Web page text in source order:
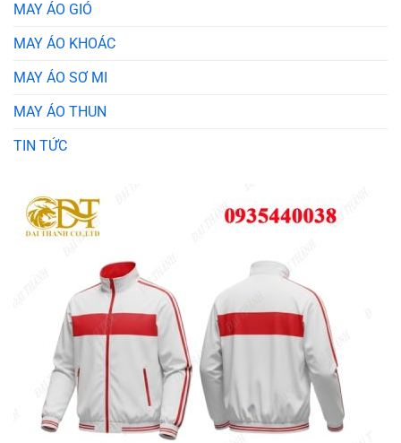
MAY ÁO GIÓ
MAY ÁO KHOÁC
MAY ÁO SƠ MI
MAY ÁO THUN
TIN TỨC